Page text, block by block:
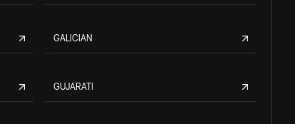
GALICIAN
GUJARATI